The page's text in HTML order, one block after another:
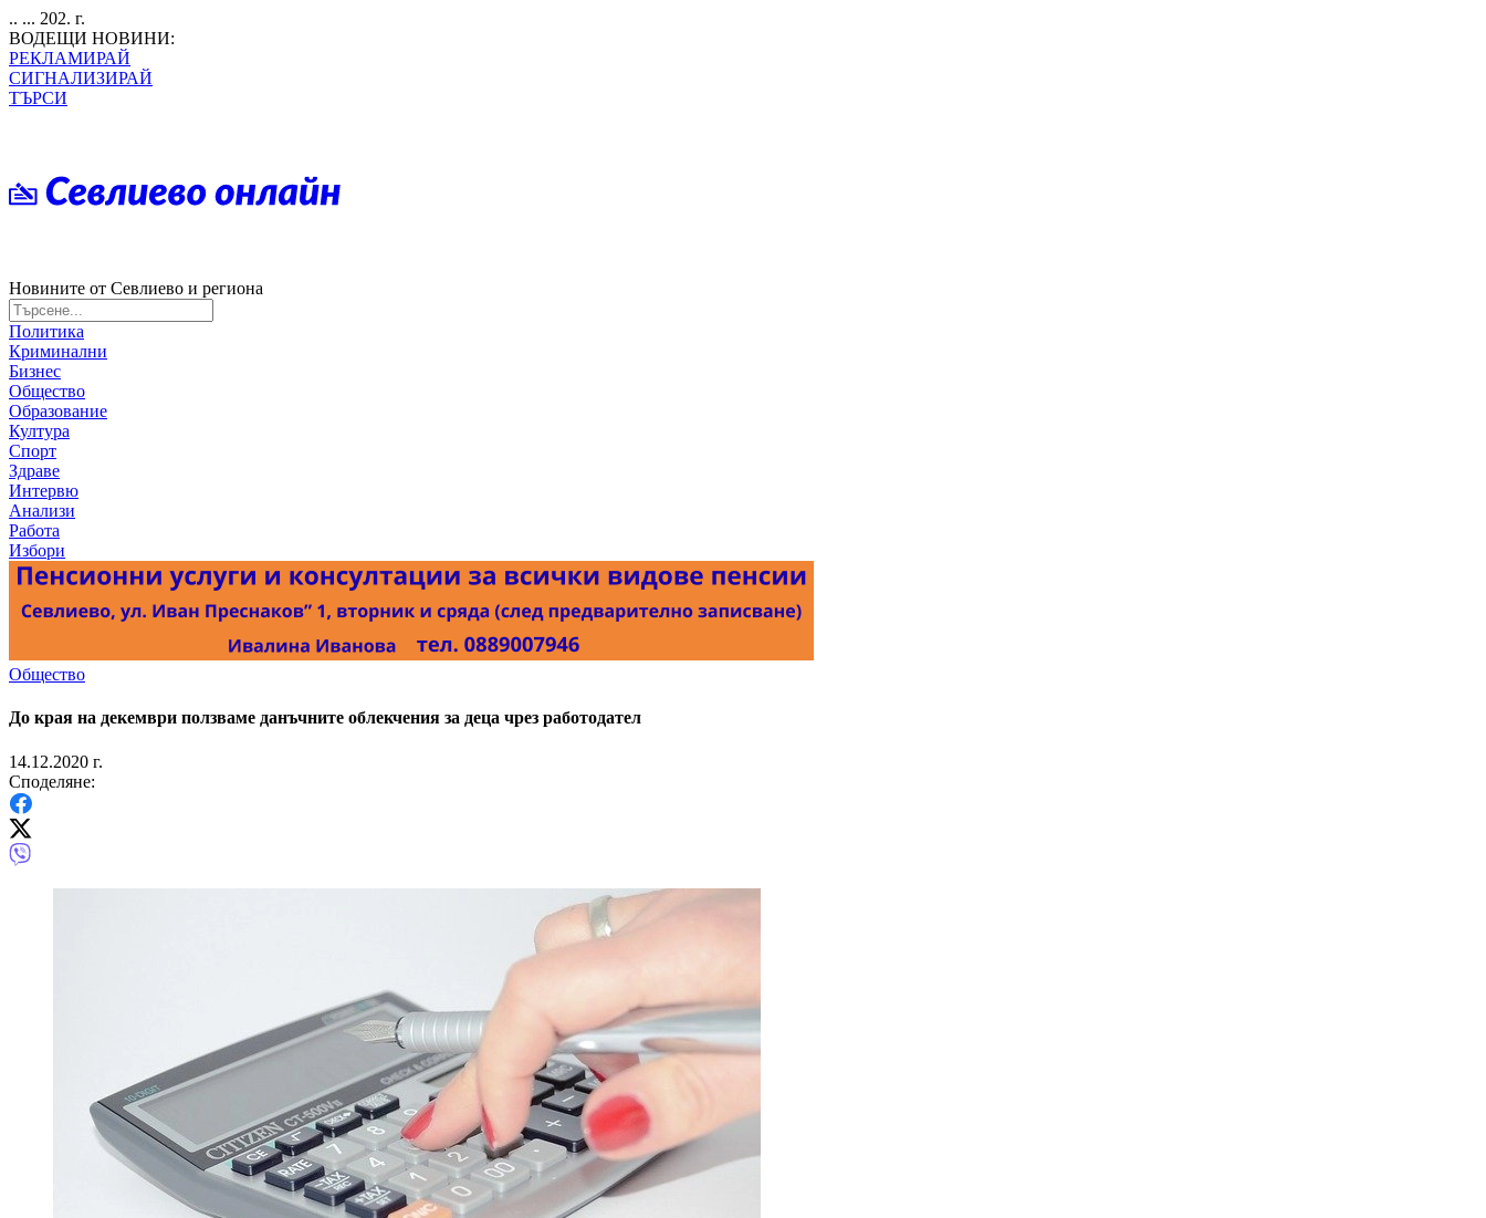
.. ... 202. г.
ВОДЕЩИ НОВИНИ:
РЕКЛАМИРАЙ
СИГНАЛИЗИРАЙ
ТЪРСИ
Новините от Севлиево и региона
Политика
Криминални
Бизнес
Общество
Образование
Култура
Спорт
Здраве
Интервю
Анализи
Работа
Избори
Общество
До края на декември ползваме данъчните облекчения за деца чрез работодател
14.12.2020 г.
Споделяне: